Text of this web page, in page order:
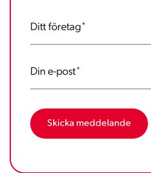
Ditt företag*
Din e-post*